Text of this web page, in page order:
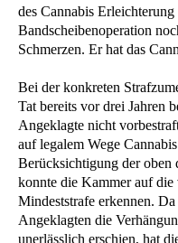
des Cannabis
Bandscheibenoperation
Schmerzen. Er hat das
Bei der konkreten
Tat bereits vor drei Jahren
Angeklagte nicht
auf legalem Wege
Berücksichtigung der oben
konnte die Kammer auf die
Mindeststrafe erkennen.
Angeklagten die
unerlässlich erschien, hat